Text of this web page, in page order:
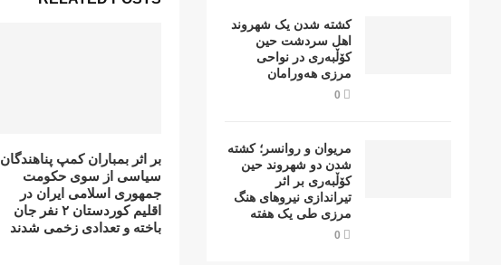
بر اثر بمباران کمپ پناهندگان
سیاسی از سوی حکومت
جمهوری اسلامی ایران در
اقلیم کوردستان ۲ نفر جان
باختە و تعدادی زخمی شدند
کشتە شدن یک شهروند
اهل سردشت حین
کۆڵبەری در نواحی
مرزی هەورامان
0
مریوان و روانسر؛ کشته
شدن دو شهروند حین
کۆڵبەری بر اثر
تیراندازی نیروهای هنگ
مرزی طی یک هفته
0